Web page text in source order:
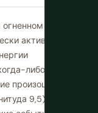
огненном
активной
либо
произошло в
9,5).